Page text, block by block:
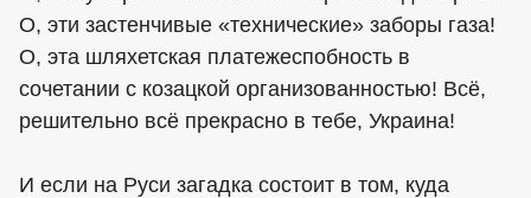
О, эти застенчивые «технические» заборы газа!
О, эта шляхетская платежеспобность в
сочетании с козацкой организованностью! Всё,
решительно всё прекрасно в тебе, Украина!
И если на Руси загадка состоит в том, куда